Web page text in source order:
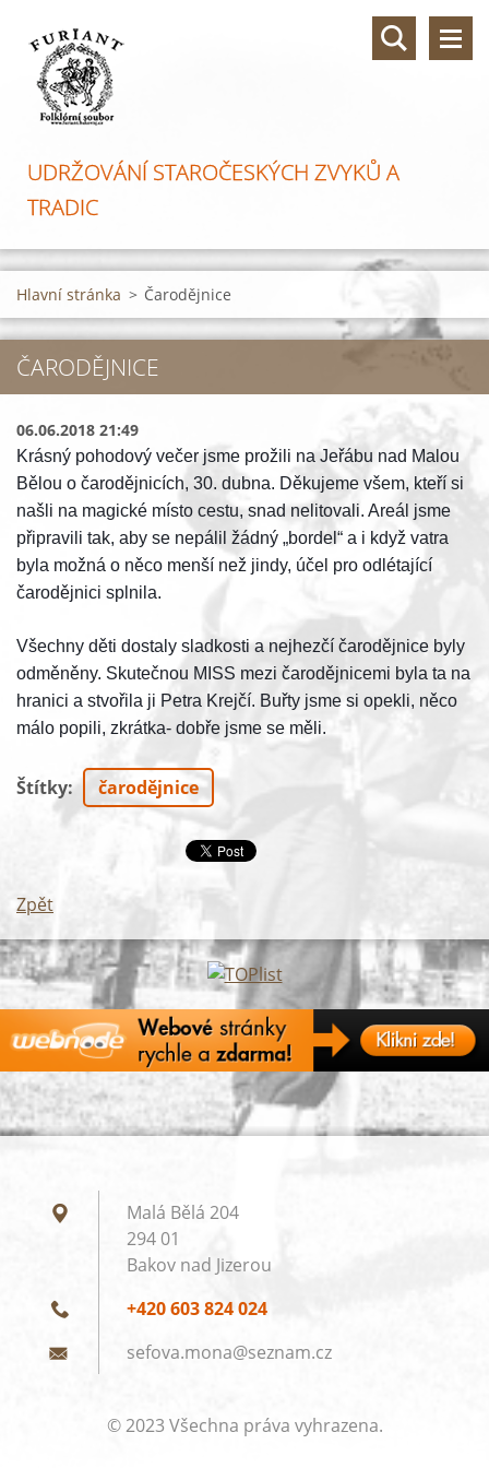
UDRŽOVÁNÍ STAROČESKÝCH ZVYKŮ A
TRADIC
Hlavní stránka > Čarodějnice
ČARODĚJNICE
06.06.2018 21:49
Krásný pohodový večer jsme prožili na Jeřábu nad Malou
Bělou o čarodějnicích, 30. dubna. Děkujeme všem, kteří si
našli na magické místo cestu, snad nelitovali. Areál jsme
připravili tak, aby se nepálil žádný „bordel“ a i když vatra
byla možná o něco menší než jindy, účel pro odlétající
čarodějnici splnila.
Všechny děti dostaly sladkosti a nejhezčí čarodějnice byly
odměněny. Skutečnou MISS mezi čarodějnicemi byla ta na
hranici a stvořila ji Petra Krejčí. Buřty jsme si opekli, něco
málo popili, zkrátka- dobře jsme se měli.
Štítky: čarodějnice
Zpět
Malá Bělá 204
294 01
Bakov nad Jizerou
+420 603 824 024
sefova.mona@seznam.cz
© 2023 Všechna práva vyhrazena.